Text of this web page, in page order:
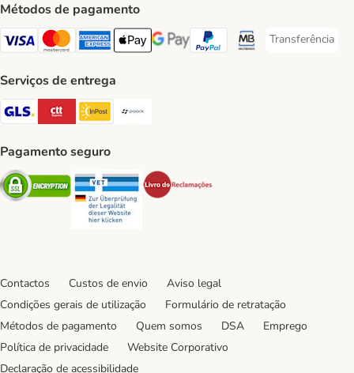
Métodos de pagamento
Visa Payment Method
Mastercard Payment Method
American Express Payment Method
Apple Pay Payment Method
Google Pay Payment Method
PayPal Payment Method
Multibanco Payment
Transferência
Transferência
Serviços de entrega
GLS Shipping Method
CTTExpress Shipping Method
InPost Shipping Method
Pagamento seguro
Security Security
Contactos Custos de envio
Aviso legal
Condições gerais de utilização
Formulário de retratação
Métodos de pagamento
Quem somos DSA
Emprego
Política de privacidade
Website Corporativo
Declaração de acessibilidade